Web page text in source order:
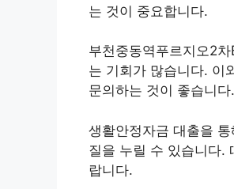
는 것이 중요합니다.
부천중동역푸르지오2
는 기회가 많습니다. 이
문의하는 것이 좋습니다.
생활안정자금 대출을
질을 누릴 수 있습니다.
랍니다.